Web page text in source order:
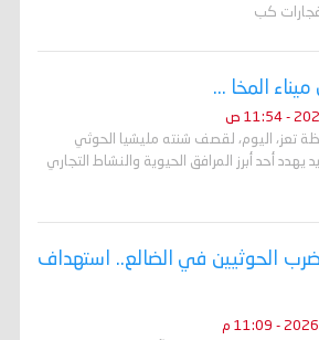
كب
المخا ...
تعز، اليوم، لقصف شنته مليشيا الحوثي
يهدد أحد أبرز المرافق الحيوية والنشاط التجاري
الحوثيين في الضالع.. استهداف